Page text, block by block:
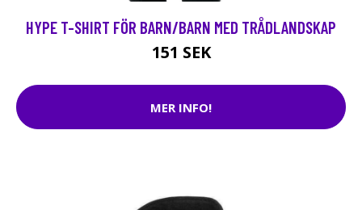
HYPE T-SHIRT FÖR BARN/BARN MED TRÅDLANDSKAP
151 SEK
MER INFO!